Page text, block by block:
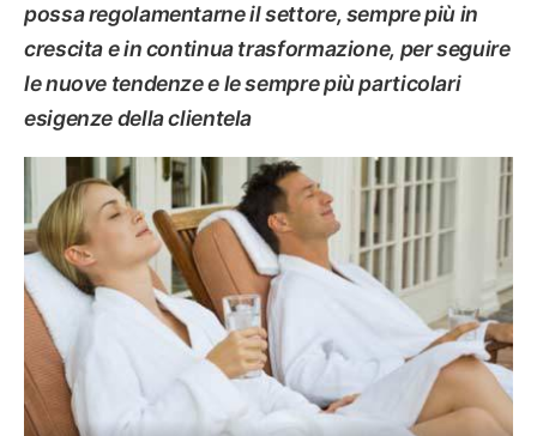
possa regolamentarne il settore, sempre più in
crescita e in continua trasformazione, per seguire
le nuove tendenze e le sempre più particolari
esigenze della clientela
RELAX & CAREZZE